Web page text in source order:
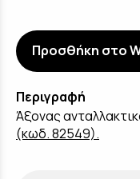
Προσθήκη στο
Περιγραφή
Άξονας
(κωδ. 82549).